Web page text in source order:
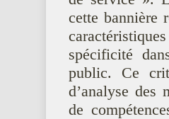
cette bannière
spécificité
public. Ce
d’analyse des
de